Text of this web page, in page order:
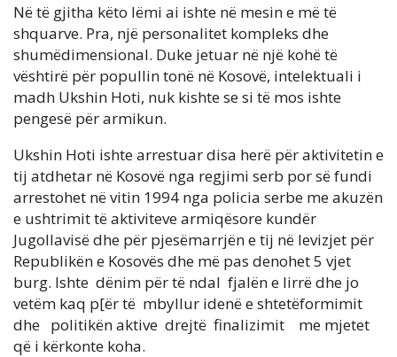
Në të gjitha këto lëmi ai ishte në mesin e më të
shquarve. Pra, një personalitet kompleks dhe
shumëdimensional. Duke jetuar në një kohë të
vështirë për popullin tonë në Kosovë, intelektuali i
madh Ukshin Hoti, nuk kishte se si të mos ishte
pengesë për armikun.
Ukshin Hoti ishte arrestuar disa herë për aktivitetin e
tij atdhetar në Kosovë nga regjimi serb por së fundi
arrestohet në vitin 1994 nga policia serbe me akuzën
e ushtrimit të aktiviteve armiqësore kundër
Jugollavisë dhe për pjesëmarrjën e tij në levizjet për
Republikën e Kosovës dhe më pas denohet 5 vjet
burg. Ishte dënim për të ndal fjalën e lirrë dhe jo
vetëm kaq p[ër të mbyllur idenë e shtetëformimit
dhe politikën aktive drejtë finalizimit me mjetet
që i kërkonte koha.